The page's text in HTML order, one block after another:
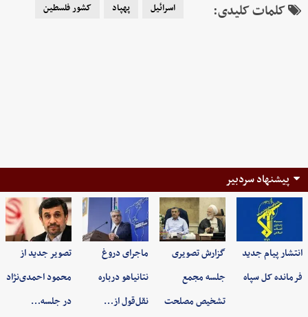
کلمات کلیدی: اسرائیل پهپاد کشور فلسطین
پیشنهاد سردبیر
انتشار پیام جدید
فرمانده کل سپاه
گزارش تصویری
جلسه مجمع
تشخیص مصلحت
ماجرای دروغ
نتانیاهو درباره
نقل‌قول از…
تصویر جدید از
محمود احمدی‌نژاد
در جلسه…